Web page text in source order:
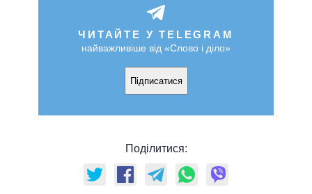
ЧИТАЙТЕ У TELEGRAM
найважливіше від «Слово і діло»
Підписатися
Поділитися: